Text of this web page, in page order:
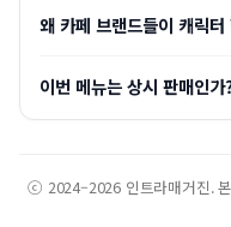
왜 카페 브랜드들이 캐릭
이번 메뉴는 상시 판매인가
ⓒ 2024–2026 인트라매거진.